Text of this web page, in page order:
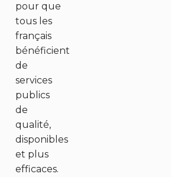
pour que
tous les
français
bénéficient
de
services
publics
de
qualité,
disponibles
et plus
efficaces.